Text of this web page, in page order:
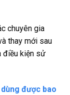
chuyên gia
thay mới sau
điều kiện sử
được bao